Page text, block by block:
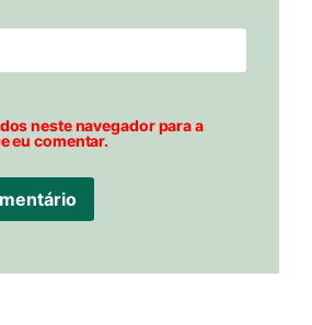
neste navegador para a
eu comentar.